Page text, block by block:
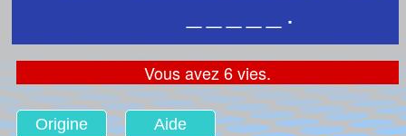
.
Vous avez 6 vies.
Origine Aide